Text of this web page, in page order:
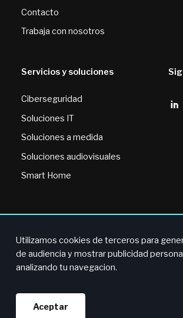
Utilizamos cookies de terceros para
de audiencia y mostrar publicidad
analizando tu navegacion.
Aceptar
Contacto
Trabaja con nosotros
Servicios y soluciones
Ciberseguridad
Soluciones IT
Soluciones a medida
Soluciones audiovisuales
Smart Home
© 2024 BVS. Todos los derechos reservados.
Política de la Calidad y la Seguridad de la